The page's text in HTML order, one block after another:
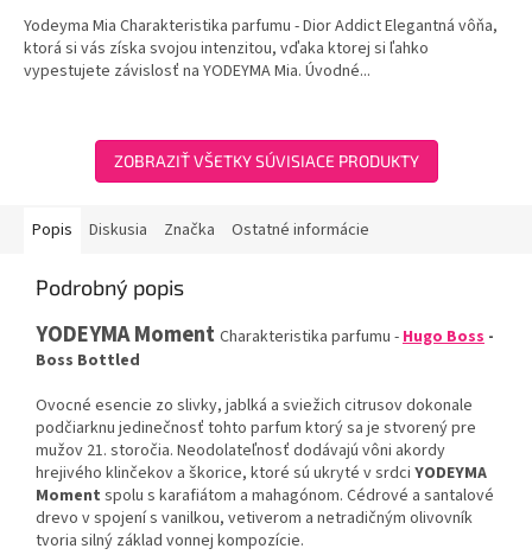
z
5
hviezdičiek.
Yodeyma Mia Charakteristika parfumu - Dior Addict Elegantná vôňa,
ktorá si vás získa svojou intenzitou, vďaka ktorej si ľahko
vypestujete závislosť na YODEYMA Mia. Úvodné...
ZOBRAZIŤ VŠETKY SÚVISIACE PRODUKTY
Popis Diskusia Značka Ostatné informácie
Podrobný popis
YODEYMAMoment Charakteristika parfumu -HugoBoss -
Boss Bottled
Ovocné esencie zo slivky, jablká a sviežich citrusovdokonale
podčiarknu jedinečnosť tohto parfum ktorýsa je stvorenýpre
mužov 21. storočia. Neodolateľnosť dodávajú vôni akordy
hrejivého klinčekov a škorice, ktoré sú ukryté v srdci YODEYMA
Moment spolu s karafiátom a mahagónom. Cédrové a santalové
drevo v spojenís vanilkou, vetiverom a netradičným olivovník
tvoria silný základ vonnej kompozície.